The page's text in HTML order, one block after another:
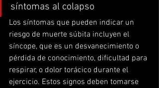
síntomas al colapso
Los síntomas que pueden indicar un
riesgo de muerte súbita incluyen el
síncope, que es un desvanecimiento o
pérdida de conocimiento, dificultad para
respirar, o dolor torácico durante el
ejercicio. Estos signos deben tomarse